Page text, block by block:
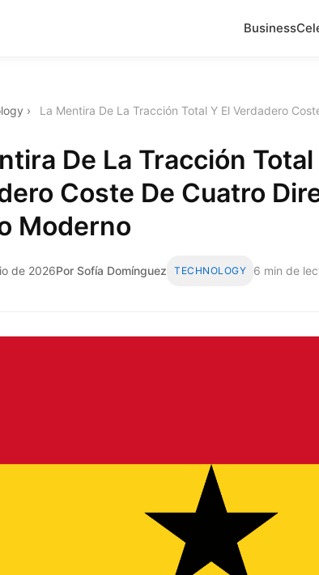
Business
› La Mentira De La Tracción Total Y El Verdadero
De La Tracción Total
Coste De Cuatro
Moderno
de 2026Por Sofía Domínguez TECHNOLOGY 6 min de